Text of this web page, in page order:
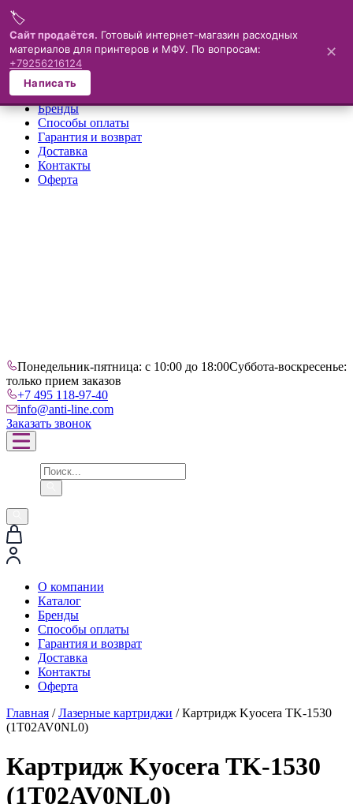
Меню
×
О компании
Каталог
Бренды
Способы оплаты
Гарантия и возврат
Доставка
Контакты
Оферта
Понедельник-пятница: с 10:00 до 18:00Суббота-воскресенье:
только прием заказов
+7 495 118-97-40
info@anti-line.com
Заказать звонок
О компании
Каталог
Бренды
Способы оплаты
Гарантия и возврат
Доставка
Контакты
Оферта
Главная /Лазерные картриджи / Картридж Kyocera TK-1530
(1T02AV0NL0)
Картридж Kyocera TK-1530
(1T02AV0NL0)
🏷️
Сайт продаётся. Готовый интернет-магазин расходных
материалов для принтеров и МФУ. По вопросам:
+79256216124
Написать
✕